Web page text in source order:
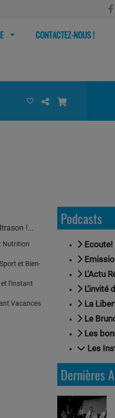
CONTACTEZ-NOUS !
!
Nutrition
et Bien-
et l'Instant
Vacances
Podcasts
L'Actu
L'invité
La Liberté
Le
Les
Les
Dernières